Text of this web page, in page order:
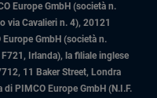
Europe GmbH (società n.
via Cavalieri n. 4), 20121
GmbH (società n.
Irlanda), la filiale inglese
11 Baker Street, Londra
PIMCO Europe GmbH (N.I.F.